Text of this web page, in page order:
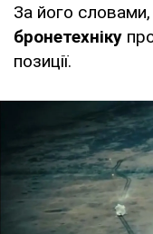
За його словами,
бронетехніку
позиції.